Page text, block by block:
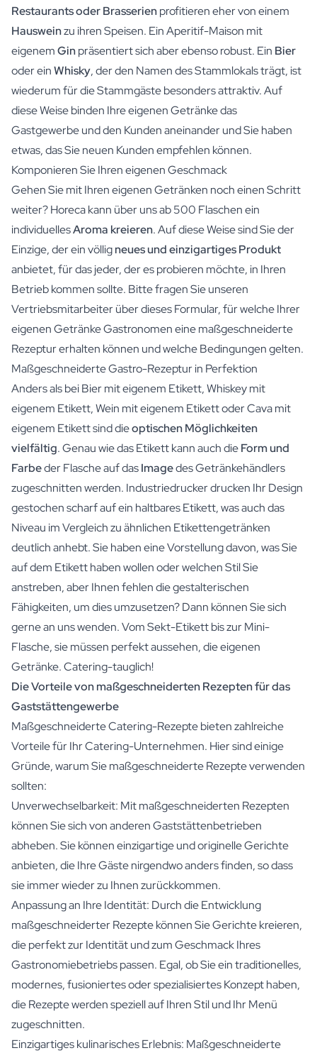
Restaurants oder Brasserienprofitieren eher von einem
Hausweinzu ihren Speisen. Ein Aperitif-Maison mit
eigenemGinpräsentiert sich aber ebenso robust. Ein Bier
oder einWhisky, der den Namen des Stammlokals trägt, ist
wiederum für die Stammgäste besonders attraktiv. Auf
diese Weise binden Ihre eigenen Getränke das
Gastgewerbe und den Kunden aneinander und Sie haben
etwas, das Sie neuen Kunden empfehlen können.
Komponieren Sie Ihren eigenen Geschmack
Gehen Sie mit Ihren eigenen Getränken noch einen Schritt
weiter? Horeca kann über uns ab 500 Flaschen ein
individuellesAroma kreieren. Auf diese Weise sind Sie der
Einzige, der ein völligneues und einzigartiges Produkt
anbietet, für das jeder, der es probieren möchte, in Ihren
Betrieb kommen sollte. Bitte fragen Sie unseren
Vertriebsmitarbeiter über dieses Formular, für welche Ihrer
eigenen Getränke Gastronomen eine maßgeschneiderte
Rezeptur erhalten können und welche Bedingungen gelten.
Maßgeschneiderte Gastro-Rezeptur in Perfektion
Anders als bei Bier mit eigenem Etikett, Whiskey mit
eigenem Etikett, Wein mit eigenem Etikett oder Cava mit
eigenem Etikett sind dieoptischen Möglichkeiten
vielfältig. Genau wie das Etikett kann auch dieForm und
Farbeder Flasche auf dasImagedes Getränkehändlers
zugeschnitten werden. Industriedrucker drucken Ihr Design
gestochen scharf auf ein haltbares Etikett, was auch das
Niveau im Vergleich zu ähnlichen Etikettengetränken
deutlich anhebt. Sie haben eine Vorstellung davon, was Sie
auf dem Etikett haben wollen oder welchen Stil Sie
anstreben, aber Ihnen fehlen die gestalterischen
Fähigkeiten, um dies umzusetzen? Dann können Sie sich
gerne an uns wenden. Vom Sekt-Etikett bis zur Mini-
Flasche, sie müssen perfekt aussehen, die eigenen
Getränke. Catering-tauglich!
Die Vorteile von maßgeschneiderten Rezepten für das
Gaststättengewerbe
Maßgeschneiderte Catering-Rezepte bieten zahlreiche
Vorteile für Ihr Catering-Unternehmen. Hier sind einige
Gründe, warum Sie maßgeschneiderte Rezepte verwenden
sollten:
Unverwechselbarkeit: Mit maßgeschneiderten Rezepten
können Sie sich von anderen Gaststättenbetrieben
abheben. Sie können einzigartige und originelle Gerichte
anbieten, die Ihre Gäste nirgendwo anders finden, so dass
sie immer wieder zu Ihnen zurückkommen.
Anpassung an Ihre Identität: Durch die Entwicklung
maßgeschneiderter Rezepte können Sie Gerichte kreieren,
die perfekt zur Identität und zum Geschmack Ihres
Gastronomiebetriebs passen. Egal, ob Sie ein traditionelles,
modernes, fusioniertes oder spezialisiertes Konzept haben,
die Rezepte werden speziell auf Ihren Stil und Ihr Menü
zugeschnitten.
Einzigartiges kulinarisches Erlebnis: Maßgeschneiderte